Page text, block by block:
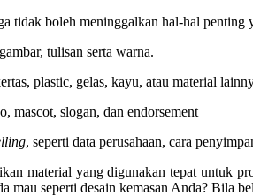
tidak boleh meninggalkan hal-hal
tulisan serta warna.
plastic, gelas, kayu, atau material
mascot, slogan, dan endorsement
, seperti data perusahaan, cara
material yang digunakan tepat untuk
mau seperti desain kemasan Anda?